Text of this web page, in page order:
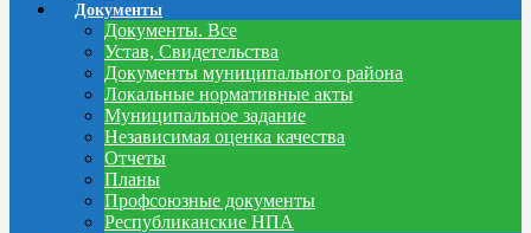
Документы
Документы. Все
Устав, Свидетельства
Документы муниципального района
Локальные нормативные акты
Муниципальное задание
Независимая оценка качества
Отчеты
Планы
Профсоюзные документы
Республиканские НПА